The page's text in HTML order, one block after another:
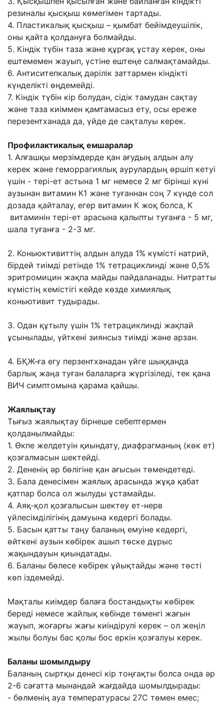
резиналы қысқыш көмегімен тартады.
4. Пластикалық қысқыш – қымбат бейімдеушілік,
оны қайта қолдануға болмайды.
5. Кіндік түбін таза жəне құрғақ ұстау керек, оны
ештемемен жауып, үстіне ештеңе салмақтамайды.
6. Антиситепкалық дəрілік заттармен кіндікті
күнделікті өңдемейді.
7. Кіндік түбін кір болудан, сідік тамудан сақтау
жəне таза киіммен қамтамасыз ету, осы ереже
перезентханада да, үйде де сақталуы керек.
Профилактикалық емшаралар
1. Алғашқы мерзімдерде қан ағудың алдын алу
керек жəне геморрагиялық аурулардың өршіп кетуі
үшін - тері-ет астына 1 мг немесе 2 мг бірінші күні
аузынан витамин К1 жəне туғаннан соң 7 күнде сол
дозада қайталау, егер витамин К жоқ болса, К
витаминін тері-ет арасына қалыпты туғанға - 5 мг,
шала туғанға - 2-3 мг.
2. Коньюктивиттің алдын алуда 1% күмісті натрий,
бірдей тиімді ретінде 1% тетрациклинді жəне 0,5%
эритромицин жақпа майды пайдаланады. Нитратты
күмістің кемістігі кейде көзде химиялық
коньютивит тудырады.
3. Одан құтылу үшін 1% тетрациклинді жақпай
ұсынылады, үйткені зиянсыз тиімді жəне арзан.
4. БҚЖ-ға егу перзентханадан үйге шыққанда
барлық жаңа туған балаларға жүргізіледі, тек қана
ВИЧ симптомына қарама қайшы.
Жаялықтау
Тығыз жаялықтау бірнеше себептермен
қолданылмайды:
1. Өкпе желдетуін қиындату, диафрагманың (көк ет)
қозғалмасын шектейді.
2. Дененің əр бөлігіне қан ағысын төмендетеді.
3. Бала денесімен жаялық арасында жұқа қабат
қатпар болса ол жылуды ұстамайды.
4. Аяқ-қол қозғалысын шектеу ет-нерв
үйлесімділігінің дамуына кедергі болады.
5. Басын қатты таңу баланың емуіне кедергі,
өйткені аузын көбірек ашып төске дұрыс
жақындауын қиындатады.
6. Баланы бөлесе көбірек ұйықтайды жəне төсті
көп іздемейді.
Мақталы киімдер балаға бостандықты көбірек
береді немесе жайлық көбінде төменгі жағын
жауып, жоғарғы жағы киіндірулі керек – ол жеңіл
жылы болуы бас қолы бос еркін қозғалуы керек.
Баланы шомылдыру
Баланың сыртқы денесі кір тоңғақты болса онда əр
2-6 сағатта мынандай жағдайда шомылдырады:
- бөлменің ауа температурасы 27С төмен емес;